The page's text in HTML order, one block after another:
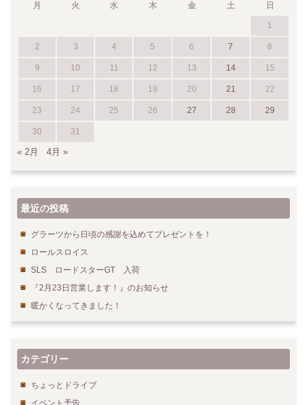
月 火 水 木 金 土 日
1
2 3 4 5 6 7 8
9 10 11 12 13 14 15
16 17 18 19 20 21 22
23 24 25 26 27 28 29
30 31
« 2月 4月 »
最近の投稿
グラーツから日頃の感謝を込めてプレゼントを！
ロールスロイス
SLS ロードスターGT 入荷
『2月23日営業します！』のお知らせ
暖かくなってきました！
カテゴリー
ちょっとドライブ
イベント予告